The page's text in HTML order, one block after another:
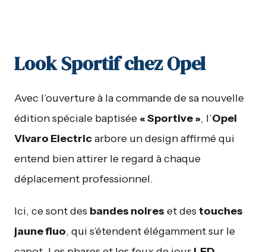
Look Sportif chez Opel
Avec l’ouverture à la commande de sa nouvelle
édition spéciale baptisée « Sportive », l’Opel
Vivaro Electricarbore un design affirmé qui
entend bien attirer le regard à chaque
déplacement professionnel.
Ici, ce sont des bandes noires et des touches
jaune fluo, qui s’étendent élégamment sur le